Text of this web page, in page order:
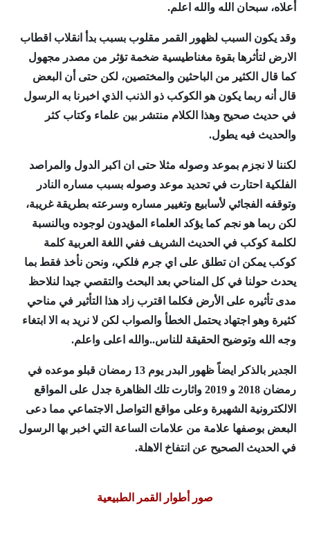
أعلاه، سبحان الله والله اعلم.
وقد يكون السبب لظهور القمر مقلوب بسبب بدأ انقلاب اقطاب
الارض لتأثرها بقوة مغناطيسية ضخمة تؤثر من مصدر مجهول
كما قال الكثير من الباحثين والمختصين، لكن حتى أن البعض
قال أنه ربما يكون هو الكوكب ذو الذنب الذي اخبرنا به الرسول
في حديث صحيح وهذا الكلام منتشر بين علماء وكتاب كثر
والحديث فيه يطول.
لكننا لا نجزم بموعد وصوله مثلا حتى ان اكبر الدول والمراصد
الفلكية احتارت في تحديد موعد وصوله بسبب مساره النادر
وتوقفه الفجائي لأسابيع وتغيير مساره وسرعته بطريقة غريبة،
لكن ربما هو نجم كما يؤكد العلماء المؤيدون لوجوده وبالنسبة
لكلمة كوكب في الحديث الشريف ففي اللغة العربية كلمة
كوكب يمكن ان تطلق على اي جرم فلكي، ونحن نأخذ فقط بما
يحدث حولنا في كل المناحي بعد البحث والتقصي جيدا لنلاحظ
مدى تأثيره على الأرض فكلما اقترب زاد هذا التأثير في مناحي
كثيرة وهو اجتهاد يحتمل الخطأ والصواب لكن لا نريد به الا ابتغاء
وجه الله وتوضيح الحقيقة للناس..والله اعلى واعلم.
الجدير بالذكر ايضاً ظهور البدر يوم 13 رمضان قبلو موعده في
رمضان 2018 و 2019 واثارت تلك الظاهرة جدل على المواقع
الالكترونية الشهيرة وعلى مواقع التواصل الاجتماعي مما دعى
البعض بوصفها علامة من علامات الساعة التي اخبر بها الرسول
في الحديث الصحيح عن انتفاخ الاهلة.
صور أطوار القمر الطبيعية